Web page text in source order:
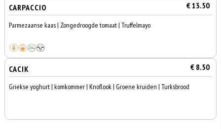
CARPACCIO € 13.50
Parmezaanse kaas | Zongedroogde tomaat | Truffelmayo
CACIK € 8.50
Griekse yoghurt | komkommer | Knoflook | Groene kruiden | Turksbrood